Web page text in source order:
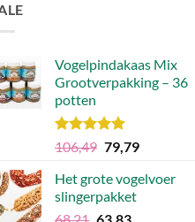
Vogelpindakaas Mix
Grootverpakking – 36
potten
Waardering
uit 5
106,49 Oorspronkelijke
was:
€106,49.
79,79Huidige
is:
Het grote vogelvoer
slingerpakket
Oorspronkelijke
Huidige